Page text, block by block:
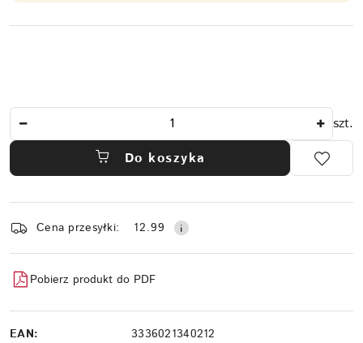
szt.
Do koszyka
i
dostawa
Cena przesyłki: 12.99
Pobierz produkt do PDF
EAN: 3336021340212